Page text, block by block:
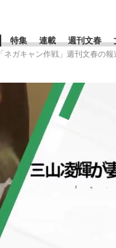
した日本代表監督に...
特集 連載 週刊文春
ドタグ一覧
#高市早苗
田武
ガキャン作戦」週刊文春の